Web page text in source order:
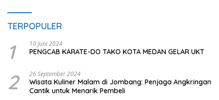
TERPOPULER
1 10 Juni 2024
PENGCAB KARATE-DO TAKO KOTA MEDAN GELAR UKT
2 26 September 2024
Wisata Kuliner Malam di Jombang: Penjaga Angkringan
Cantik untuk Menarik Pembeli